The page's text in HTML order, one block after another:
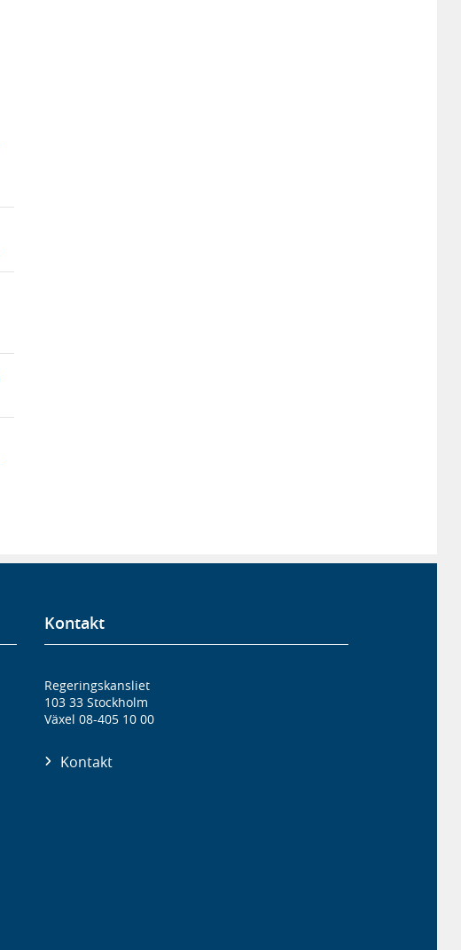
Kontakt
Regeringskansliet
103 33 Stockholm
Växel 08-405 10 00
Kontakt